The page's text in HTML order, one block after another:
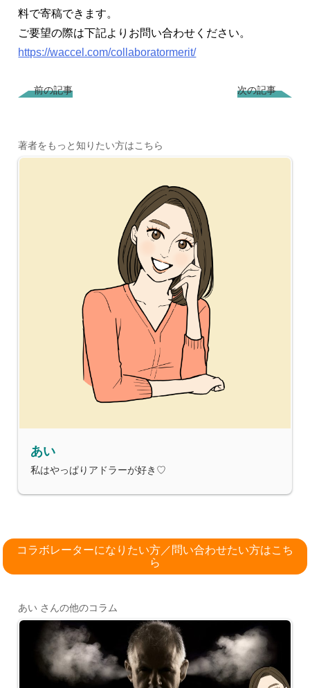
料で寄稿できます。
ご要望の際は下記よりお問い合わせください。
https://waccel.com/collaboratormerit/
前の記事 次の記事
著者をもっと知りたい方はこちら
あい
私はやっぱりアドラーが好き♡
コラボレーターになりたい方／問い合わせたい方はこち
ら
あい さんの他のコラム